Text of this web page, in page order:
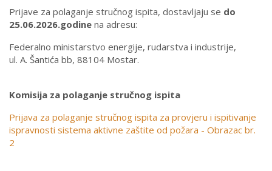
Prijave za polaganje stručnog ispita, dostavljaju se do
25.06.2026.godine na adresu:
Federalno ministarstvo energije, rudarstva i industrije,
ul. A. Šantića bb, 88104 Mostar.
Komisija za polaganje stručnog ispita
Prijava za polaganje stručnog ispita za provjeru i ispitivanje
ispravnosti sistema aktivne zaštite od požara - Obrazac br.
2